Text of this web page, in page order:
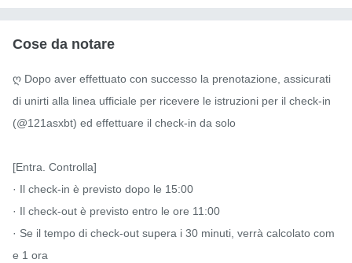
Cose da notare
ღ Dopo aver effettuato con successo la prenotazione, assicurati
di unirti alla linea ufficiale per ricevere le istruzioni per il check-in
(@121asxbt) ed effettuare il check-in da solo
[Entra. Controlla]
· Il check-in è previsto dopo le 15:00
· Il check-out è previsto entro le ore 11:00
· Se il tempo di check-out supera i 30 minuti, verrà calcolato com
e 1 ora